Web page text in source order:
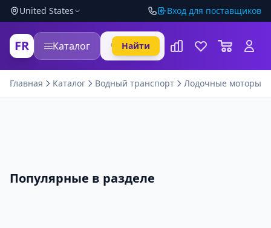
United States Вход для поставщиков
FR Каталог Найти
Главная Каталог Водный транспорт Лодочные моторы
Популярные в разделе